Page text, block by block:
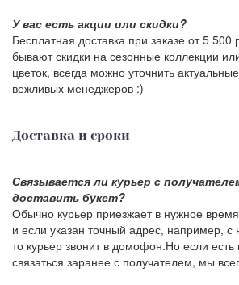
У вас есть акции или скидки?
Бесплатная доставка при заказе от 5 500
бывают скидки на сезонные коллекции
цветок, всегда можно уточнить
вежливых менеджеров :)
Доставка и сроки
Связывается ли курьер с
доставить букет?
Обычно курьер приезжает в нужное
и если указан точный адрес, например,
то курьер звонит в домофон.Но если
связаться заранее с получателем, мы